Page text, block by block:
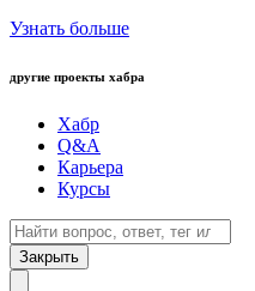
Узнать больше
другие проекты хабра
Хабр
Q&A
Карьера
Курсы
Закрыть